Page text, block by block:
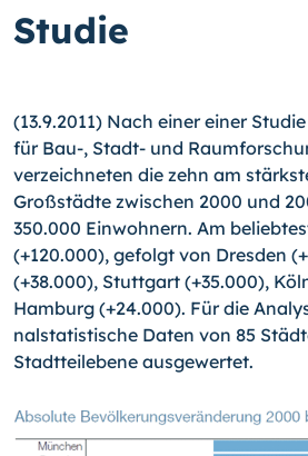
Studie
(13.9.2011) Nach einer einer
für Bau-, Stadt- und
verzeichneten die zehn am
Großstädte zwi­schen 2000 und
350.000 Einwohnern. Am
(+120.000), gefolgt von Dresden
(+38.000), Stuttgart (+35.000),
Hamburg (+24.000). Für die
nalstatistische Daten von 85
Stadtteilebene ausgewertet.